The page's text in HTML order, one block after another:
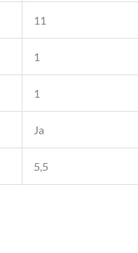
11
1
1
Ja
5,5